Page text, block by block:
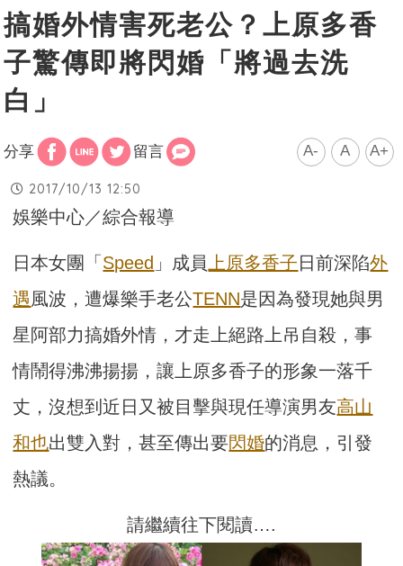
搞婚外情害死老公？上原多香
子驚傳即將閃婚「將過去洗
白」
分享 留言 A- A A+
2017/10/13 12:50
娛樂中心／綜合報導
日本女團「 Speed 」成員 上原多香子 日前深陷外
遇風波，遭爆樂手老公TENN是因為發現她與男
星阿部力搞婚外情，才走上絕路上吊自殺，事
情鬧得沸沸揚揚，讓上原多香子的形象一落千
丈，沒想到近日又被目擊與現任導演男友高山
和也出雙入對，甚至傳出要閃婚的消息，引發
熱議。
請繼續往下閱讀….